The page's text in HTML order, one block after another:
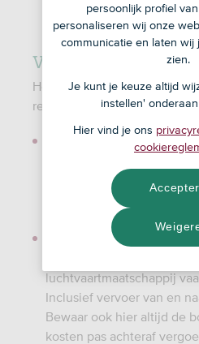
Vertraging
Heeft je vlucht flinke
recht op een vergoeding:
Recht op verzorging.
Regelt je
kun je de kosten achteraf
luchtvaartmaatschappij.
Recht op accommodatie.
vertraging een extra
luchtvaartmaatschappij
Inclusief vervoer van en
Bewaar ook hier altijd de
kosten pas achteraf
persoonlijk profiel
personaliseren wij onze
communicatie en laten wij
zien.
Je kunt je keuze altijd
instellen'
Hier vind je ons